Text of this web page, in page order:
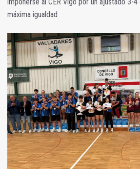
máxima igualdad